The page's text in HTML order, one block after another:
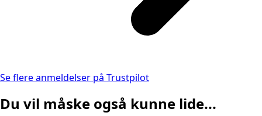
Se flere anmeldelser på Trustpilot
Du vil måske også kunne lide...